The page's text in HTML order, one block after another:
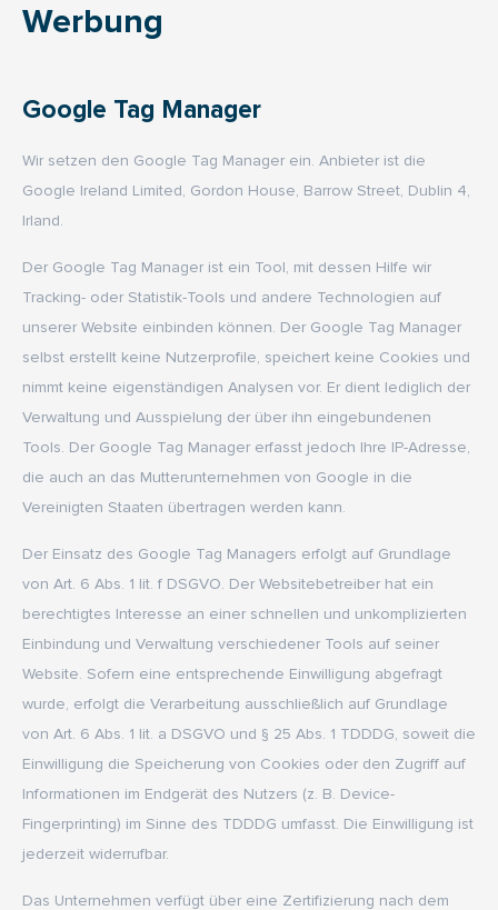
Werbung
Google Tag Manager
Wir setzen den Google Tag Manager ein. Anbieter ist die
Google Ireland Limited, Gordon House, Barrow Street, Dublin 4,
Irland.
Der Google Tag Manager ist ein Tool, mit dessen Hilfe wir
Tracking- oder Statistik-Tools und andere Technologien auf
unserer Website einbinden können. Der Google Tag Manager
selbst erstellt keine Nutzerprofile, speichert keine Cookies und
nimmt keine eigenständigen Analysen vor. Er dient lediglich der
Verwaltung und Ausspielung der über ihn eingebundenen
Tools. Der Google Tag Manager erfasst jedoch Ihre IP-Adresse,
die auch an das Mutterunternehmen von Google in die
Vereinigten Staaten übertragen werden kann.
Der Einsatz des Google Tag Managers erfolgt auf Grundlage
von Art. 6 Abs. 1 lit. f DSGVO. Der Websitebetreiber hat ein
berechtigtes Interesse an einer schnellen und unkomplizierten
Einbindung und Verwaltung verschiedener Tools auf seiner
Website. Sofern eine entsprechende Einwilligung abgefragt
wurde, erfolgt die Verarbeitung ausschließlich auf Grundlage
von Art. 6 Abs. 1 lit. a DSGVO und § 25 Abs. 1 TDDDG, soweit die
Einwilligung die Speicherung von Cookies oder den Zugriff auf
Informationen im Endgerät des Nutzers (z. B. Device-
Fingerprinting) im Sinne des TDDDG umfasst. Die Einwilligung ist
jederzeit widerrufbar.
Das Unternehmen verfügt über eine Zertifizierung nach dem